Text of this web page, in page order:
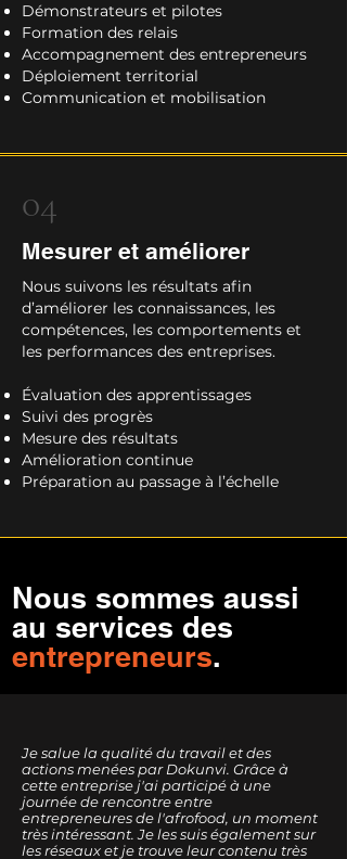
Démonstrateurs et pilotes
Formation des relais
Accompagnement des entrepreneurs
Déploiement territorial
Communication et mobilisation
04
Mesurer et améliorer
Nous suivons les résultats afin
d’améliorer les connaissances, les
compétences, les comportements et
les performances des entreprises.
Évaluation des apprentissages
Suivi des progrès
Mesure des résultats
Amélioration continue
Préparation au passage à l’échelle
Nous sommes aussi
au services des
entrepreneurs.
Je salue la qualité du travail et des
actions menées par Dokunvi. Grâce à
cette entreprise j'ai participé à une
journée de rencontre entre
entrepreneures de l'afrofood, un moment
très intéressant. Je les suis également sur
les réseaux et je trouve leur contenu très